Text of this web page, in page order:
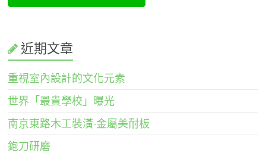
近期文章
重視室內設計的文化元素
世界「最貴學校」曝光
南京東路木工裝潢-金屬美耐板
鉋刀研磨